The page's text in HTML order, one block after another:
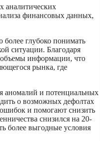
аналитических
финансовых данных,
более глубоко понимать
ситуации. Благодаря
объемы информации, что
рынка, где
аномалий и потенциальных
о возможных дефолтах
и помогают снизить
снизился на 20-
более выгодные условия